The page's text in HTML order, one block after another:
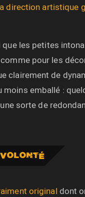
direction artistique
que les petites
pour les
clairement de
moins emballé :
une sorte de
original dont